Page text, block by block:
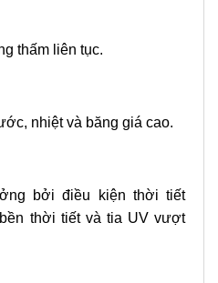
thấm liên tục.
nhiệt và băng giá cao.
bởi điều kiện thời tiết
thời tiết và tia UV vượt